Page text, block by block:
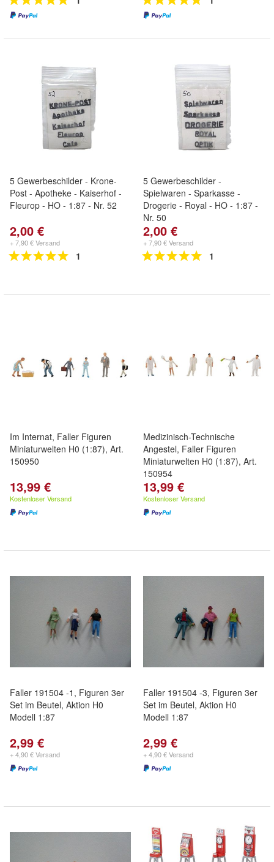
5 Gewerbeschilder - Krone-
Post - Apotheke - Kaiserhof -
Fleurop - HO - 1:87 - Nr. 52
2,00 €
+ 7,90 € Versand
1
5 Gewerbeschilder -
Spielwaren - Sparkasse -
Drogerie - Royal - HO - 1:87 -
Nr. 50
2,00 €
+ 7,90 € Versand
1
Im Internat, Faller Figuren
Miniaturwelten H0 (1:87), Art.
150950
13,99 €
Kostenloser Versand
Medizinisch-Technische
Angestel, Faller Figuren
Miniaturwelten H0 (1:87), Art.
150954
13,99 €
Kostenloser Versand
Faller 191504 -1, Figuren 3er
Set im Beutel, Aktion H0
Modell 1:87
2,99 €
+ 4,90 € Versand
Faller 191504 -3, Figuren 3er
Set im Beutel, Aktion H0
Modell 1:87
2,99 €
+ 4,90 € Versand